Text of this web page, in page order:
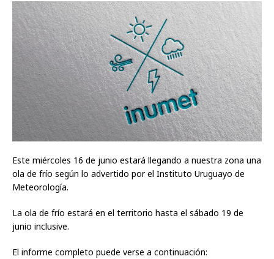
Este miércoles 16 de junio estará llegando a nuestra zona una
ola de frío según lo advertido por el Instituto Uruguayo de
Meteorología.
La ola de frío estará en el territorio hasta el sábado 19 de
junio inclusive.
El informe completo puede verse a continuación: